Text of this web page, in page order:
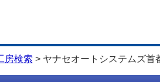
房検索 > ヤナセオートシステムズ首